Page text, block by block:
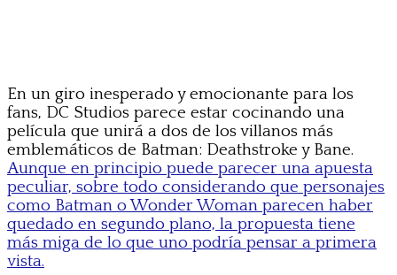
En un giro inesperado y emocionante para los
fans, DC Studios parece estar cocinando una
película que unirá a dos de los villanos más
emblemáticos de Batman: Deathstroke y Bane.
Aunque en principio puede parecer una apuesta
peculiar, sobre todo considerando que personajes
como Batman o Wonder Woman parecen haber
quedado en segundo plano, la propuesta tiene
más miga de lo que uno podría pensar a primera
vista.